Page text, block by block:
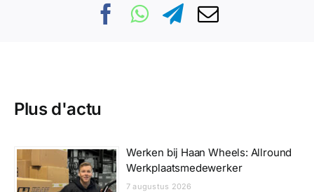
Plus d'actu
Werken bij Haan Wheels: Allround
Werkplaatsmedewerker
7 augustus 2026